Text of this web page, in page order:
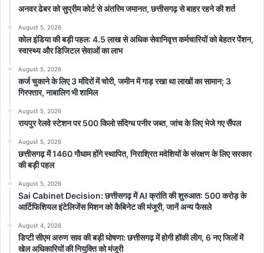
अनवर ढेबर को सुप्रीम कोर्ट से अंतरिम जमानत, छत्तीसगढ़ से बाहर रहने की शर्त
August 5, 2026
कोल इंडिया की बड़ी पहल: 4.5 लाख से अधिक सेवानिवृत्त कर्मचारियों को बेहतर पेंशन,
स्वास्थ्य और डिजिटल सेवाओं का लाभ
August 5, 2026
कर्ज चुकाने के लिए 3 मंदिरों में चोरी, जमीन में गाड़ रखा था लाखों का सामान; 3
गिरफ्तार, नाबालिग भी शामिल
August 5, 2026
रायपुर रेलवे स्टेशन पर 500 किलो संदिग्ध पनीर जब्त, जांच के लिए भेजे गए सैंपल
August 5, 2026
छत्तीसगढ़ में 1460 गौधाम होंगे स्थापित, निराश्रित मवेशियों के संरक्षण के लिए सरकार
की बड़ी पहल
August 5, 2026
Sai Cabinet Decision: छत्तीसगढ़ में AI क्रांति की शुरुआत: 500 करोड़ के
आर्टिफिशियल इंटेलिजेंस मिशन को कैबिनेट की मंजूरी, जानें अन्य फैसले
August 4, 2026
डिप्टी सीएम अरुण साव की बड़ी घोषणा: छत्तीसगढ़ में होगी हॉकी लीग, 6 नए जिलों में
खेल अधिकारियों की नियुक्ति को मंजूरी